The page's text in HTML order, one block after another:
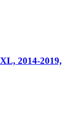
2014-2019,